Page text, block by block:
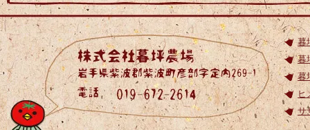
暮
暮
暮
ヒ
サ